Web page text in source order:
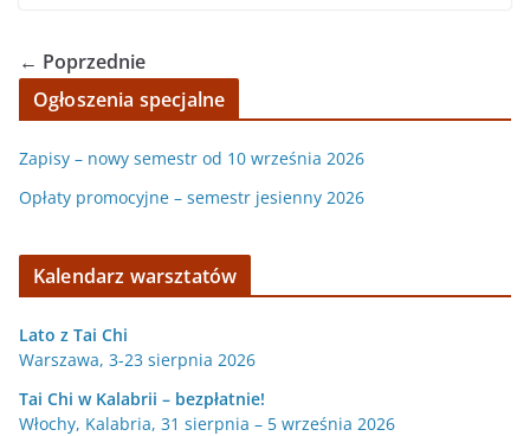
← Poprzednie
Ogłoszenia specjalne
Zapisy – nowy semestr od 10 września 2026
Opłaty promocyjne – semestr jesienny 2026
Kalendarz warsztatów
Lato z Tai Chi
Warszawa, 3-23 sierpnia 2026
Tai Chi w Kalabrii – bezpłatnie!
Włochy, Kalabria, 31 sierpnia – 5 września 2026